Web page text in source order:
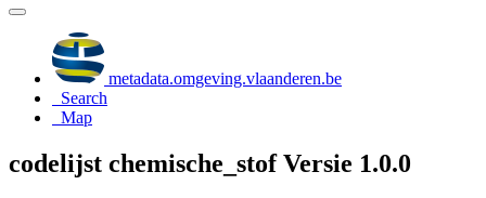
metadata.omgeving.vlaanderen.be
Search
Map
codelijst chemische_stof Versie 1.0.0